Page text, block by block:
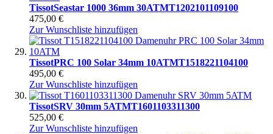
TissotSeastar 1000 36mm 30ATMT1202101109100
475,00 €
Zur Wunschliste hinzufügen
TissotPRC 100 Solar 34mm 10ATMT1518221104100
495,00 €
Zur Wunschliste hinzufügen
TissotSRV 30mm 5ATMT1601103311300
525,00 €
Zur Wunschliste hinzufügen